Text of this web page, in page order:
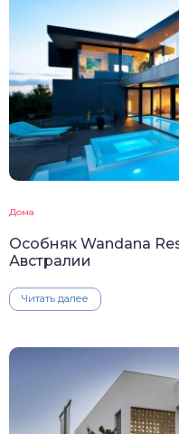
Дома
Особняк Wandana
Австралии
Читать далее